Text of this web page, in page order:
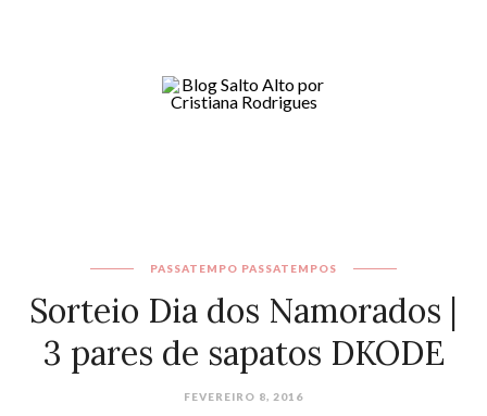
PASSATEMPO PASSATEMPOS
Sorteio Dia dos Namorados |
3 pares de sapatos DKODE
FEVEREIRO 8, 2016